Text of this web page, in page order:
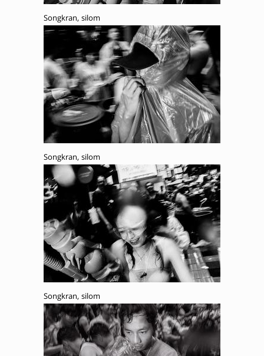
Songkran, silom
Songkran, silom
Songkran, silom